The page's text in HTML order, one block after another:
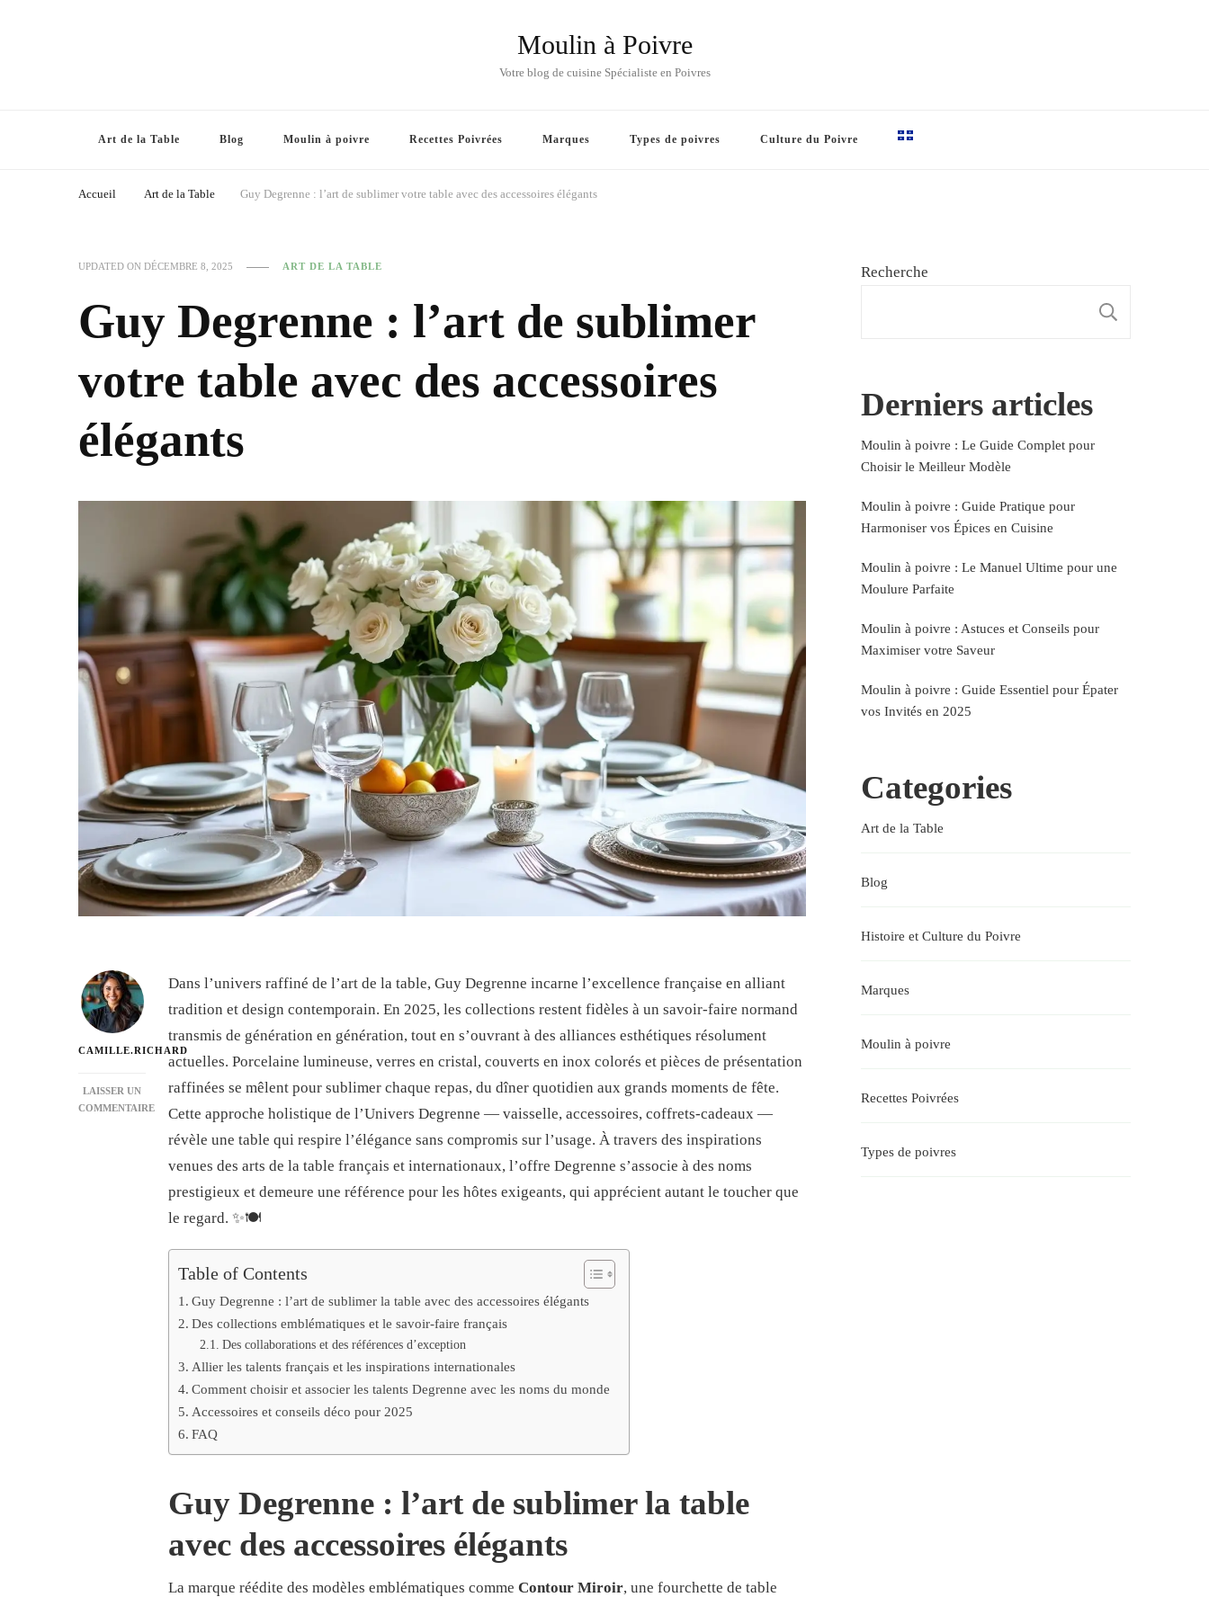
Moulin à Poivre
Votre blog de cuisine Spécialiste en Poivres
Art de la Table Blog Moulin à poivre Recettes Poivrées Marques Types de poivres Culture du Poivre
Accueil Art de la Table Guy Degrenne : l’art de sublimer votre table avec des accessoires élégants
UPDATED ON DÉCEMBRE 8, 2025 ART DE LA TABLE
Guy Degrenne : l’art de sublimer
votre table avec des accessoires
élégants
CAMILLE.RICHARD
LAISSER UN
COMMENTAIRE
Dans l’univers raffiné de l’art de la table, Guy Degrenne incarne l’excellence française en alliant
tradition et design contemporain. En 2025, les collections restent fidèles à un savoir-faire normand
transmis de génération en génération, tout en s’ouvrant à des alliances esthétiques résolument
actuelles. Porcelaine lumineuse, verres en cristal, couverts en inox colorés et pièces de présentation
raffinées se mêlent pour sublimer chaque repas, du dîner quotidien aux grands moments de fête.
Cette approche holistique de l’Univers Degrenne — vaisselle, accessoires, coffrets-cadeaux —
révèle une table qui respire l’élégance sans compromis sur l’usage. À travers des inspirations
venues des arts de la table français et internationaux, l’offre Degrenne s’associe à des noms
prestigieux et demeure une référence pour les hôtes exigeants, qui apprécient autant le toucher que
le regard. ✨🍽️
Table of Contents
Guy Degrenne : l’art de sublimer la table avec des accessoires élégants
Des collections emblématiques et le savoir-faire français
Des collaborations et des références d’exception
Allier les talents français et les inspirations internationales
Comment choisir et associer les talents Degrenne avec les noms du monde
Accessoires et conseils déco pour 2025
FAQ
Guy Degrenne : l’art de sublimer la table
avec des accessoires élégants
La marque réédite des modèles emblématiques comme Contour Miroir, une fourchette de table
Recherche
Derniers articles
Moulin à poivre : Le Guide Complet pour
Choisir le Meilleur Modèle
Moulin à poivre : Guide Pratique pour
Harmoniser vos Épices en Cuisine
Moulin à poivre : Le Manuel Ultime pour une
Moulure Parfaite
Moulin à poivre : Astuces et Conseils pour
Maximiser votre Saveur
Moulin à poivre : Guide Essentiel pour Épater
vos Invités en 2025
Categories
Art de la Table
Blog
Histoire et Culture du Poivre
Marques
Moulin à poivre
Recettes Poivrées
Types de poivres